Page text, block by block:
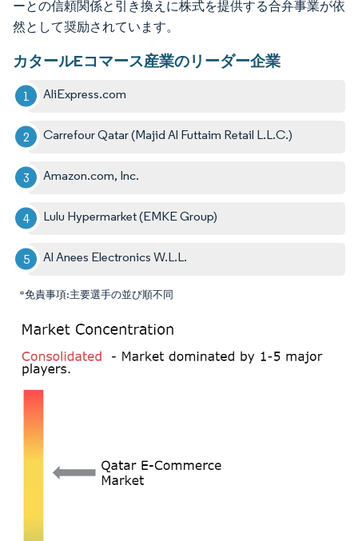
ーとの信頼関係と引き換えに株式を提供する合弁事業が依
然として奨励されています。
カタールEコマース産業のリーダー企業
AliExpress.com
Carrefour Qatar (Majid Al Futtaim Retail L.L.C.)
Amazon.com, Inc.
Lulu Hypermarket (EMKE Group)
Al Anees Electronics W.L.L.
*免責事項:主要選手の並び順不同